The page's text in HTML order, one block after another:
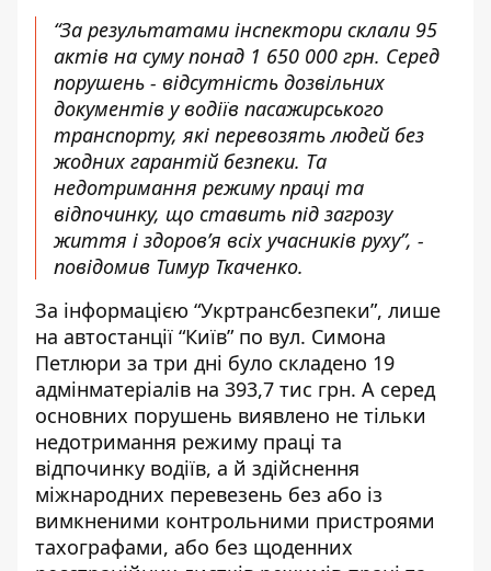
“За результатами інспектори склали 95
актів на суму понад 1 650 000 грн. Серед
порушень - відсутність дозвільних
документів у водіїв пасажирського
транспорту, які перевозять людей без
жодних гарантій безпеки. Та
недотримання режиму праці та
відпочинку, що ставить під загрозу
життя і здоров’я всіх учасників руху”, -
повідомив Тимур Ткаченко.
За інформацією “Укртрансбезпеки”, лише
на автостанції “Київ” по вул. Симона
Петлюри за три дні було складено 19
адмінматеріалів на 393,7 тис грн. А серед
основних порушень виявлено не тільки
недотримання режиму праці та
відпочинку водіїв, а й здійснення
міжнародних перевезень без або із
вимкненими контрольними пристроями
тахографами, або без щоденних